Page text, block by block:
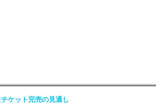
ケット完売の見通し